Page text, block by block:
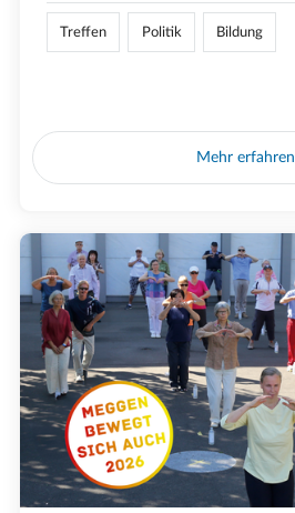
Treffen Politik Bildung
Mehr erfahren